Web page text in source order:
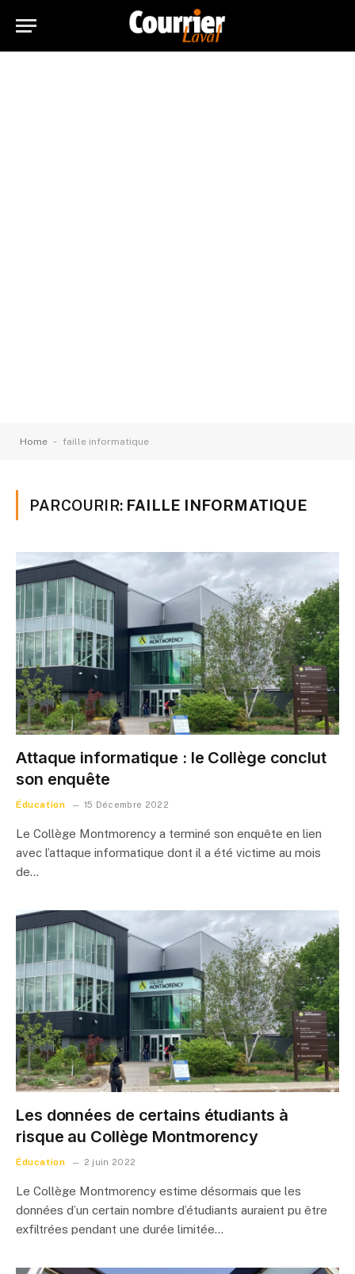
Home - faille informatique
PARCOURIR: FAILLE INFORMATIQUE
Attaque informatique : le Collège conclut
son enquête
Éducation 15 Décembre 2022
Le Collège Montmorency a terminé son enquête en lien
avec l’attaque informatique dont il a été victime au mois
de…
Les données de certains étudiants à
risque au Collège Montmorency
Éducation 2 juin 2022
Le Collège Montmorency estime désormais que les
données d’un certain nombre d’étudiants auraient pu être
exfiltrées pendant une durée limitée…